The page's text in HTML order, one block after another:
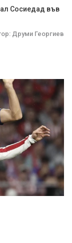
Сосиедад във
Друми Георгиев